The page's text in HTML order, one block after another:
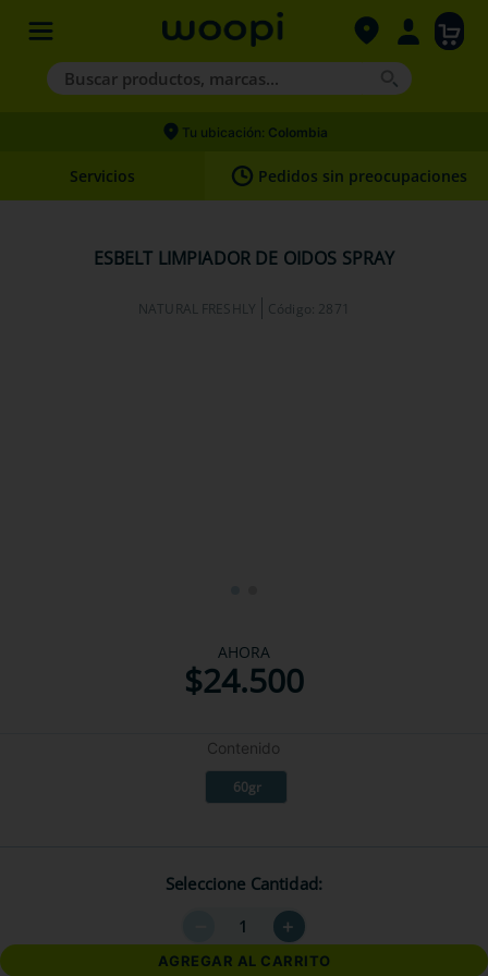
Buscar productos, marcas...
Términos más buscados
2.
hills
Tu ubicación: Colombia
Servicios Pedidos sin preocupaciones
ESBELT LIMPIADOR DE OIDOS SPRAY
NATURAL FRESHLY Código: 2871
AHORA
$24.500
Contenido
60gr
Seleccione Cantidad
＋
AGREGAR AL CARRITO